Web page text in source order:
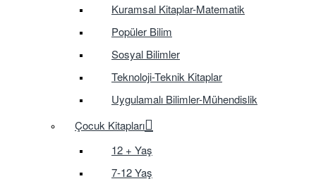
Kuramsal Kitaplar-Matematik
Popüler Bilim
Sosyal Bilimler
Teknoloji-Teknik Kitaplar
Uygulamalı Bilimler-Mühendislik
Çocuk Kitapları
12 + Yaş
7-12 Yaş